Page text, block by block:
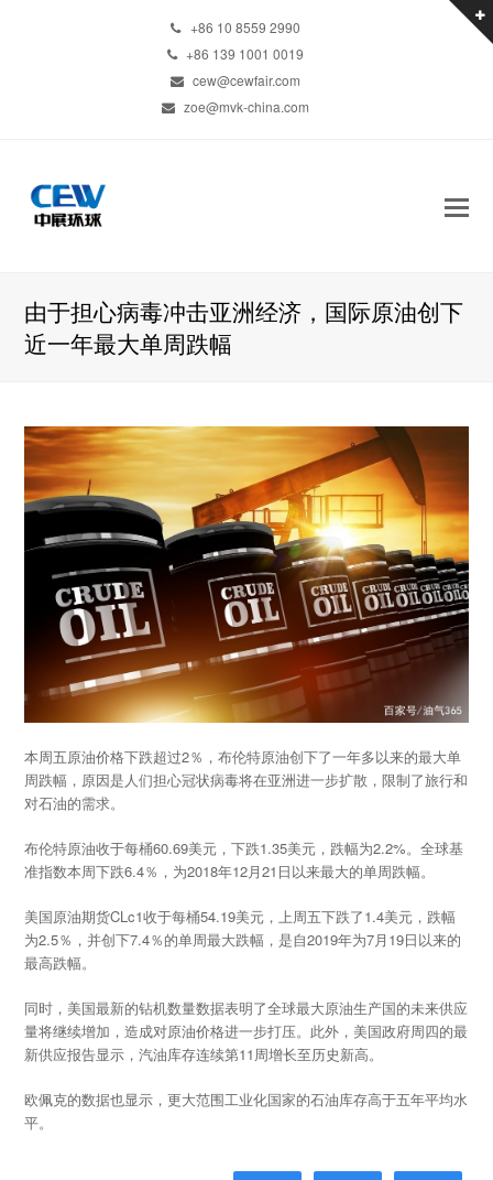
+86 10 8559 2990
+86 139 1001 0019
cew@cewfair.com
zoe@mvk-china.com
由于担心病毒冲击亚洲经济，国际原油创下
近一年最大单周跌幅
本周五原油价格下跌超过2％，布伦特原油创下了一年多以来的最大单
周跌幅，原因是人们担心冠状病毒将在亚洲进一步扩散，限制了旅行和
对石油的需求。
布伦特原油收于每桶60.69美元，下跌1.35美元，跌幅为2.2%。全球基
准指数本周下跌6.4％，为2018年12月21日以来最大的单周跌幅。
美国原油期货CLc1收于每桶54.19美元，上周五下跌了1.4美元，跌幅
为2.5％，并创下7.4％的单周最大跌幅，是自2019年为7月19日以来的
最高跌幅。
同时，美国最新的钻机数量数据表明了全球最大原油生产国的未来供应
量将继续增加，造成对原油价格进一步打压。此外，美国政府周四的最
新供应报告显示，汽油库存连续第11周增长至历史新高。
欧佩克的数据也显示，更大范围工业化国家的石油库存高于五年平均水
平。